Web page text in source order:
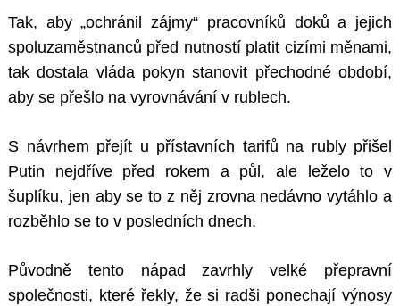
Tak, aby „ochránil zájmy“ pracovníků doků a jejich
spoluzaměstnanců před nutností platit cizími měnami,
tak dostala vláda pokyn stanovit přechodné období,
aby se přešlo na vyrovnávání v rublech.
S návrhem přejít u přístavních tarifů na rubly přišel
Putin nejdříve před rokem a půl, ale leželo to v
šuplíku, jen aby se to z něj zrovna nedávno vytáhlo a
rozběhlo se to v posledních dnech.
Původně tento nápad zavrhly velké přepravní
společnosti, které řekly, že si radši ponechají výnosy